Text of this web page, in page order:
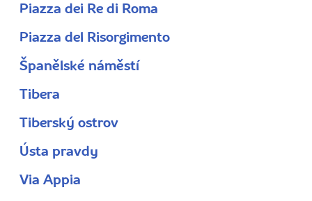
Piazza dei Re di Roma
Piazza del Risorgimento
Španělské náměstí
Tibera
Tiberský ostrov
Ústa pravdy
Via Appia